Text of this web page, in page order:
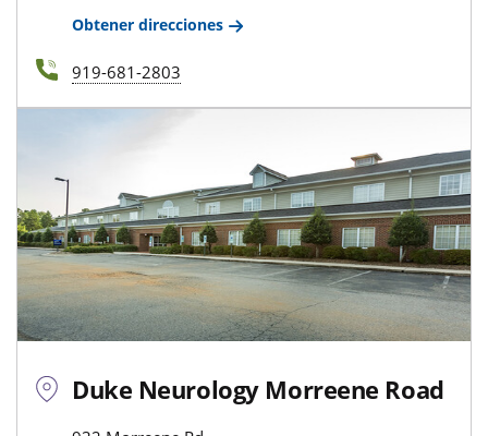
Obtener direcciones
919-681-2803
Duke Neurology Morreene Road